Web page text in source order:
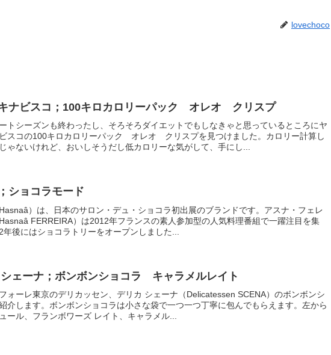
lovechoco
ナビスコ；100キロカロリーパック オレオ クリスプ
トシーズンも終わったし、そろそろダイエットでもしなきゃと思っているところにヤ
スコの100キロカロリーパック オレオ クリスプを見つけました。カロリー計算し
ゃないけれど、おいしそうだし低カロリーな気がして、手にし...
ショコラモード
）は、日本のサロン・デュ・ショコラ初出展のブランドです。アスナ・フェレ
FERREIRA）は2012年フランスの素人参加型の人気料理番組で一躍注目を集
年後にはショコラトリーをオープンしました...
ェーナ；ボンボンショコラ キャラメルレイト
ォーレ東京のデリカッセン、デリカ シェーナ（Delicatessen SCENA）のボンボンシ
介します。ボンボンショコラは小さな袋で一つ一つ丁寧に包んでもらえます。左から
ール、フランボワーズ レイト、キャラメル...